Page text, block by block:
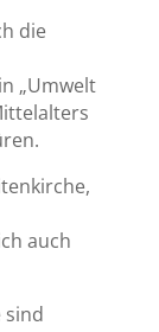
die
„Umwelt
auch
sind